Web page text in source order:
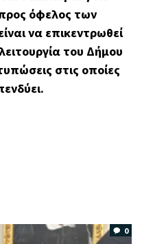
όφελος των
να επικεντρωθεί
του Δήμου
στις οποίες
0